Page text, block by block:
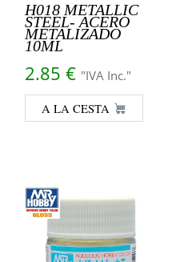
H018 METALLIC
STEEL- ACERO
METALIZADO
10ML
2.85 € "IVA Inc."
A LA CESTA